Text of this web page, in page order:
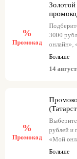
%
Промокод
3000
онлайн»,
Больше
14
%
Промокод
Выберите
рублей и
«Мой
заказа
Больше